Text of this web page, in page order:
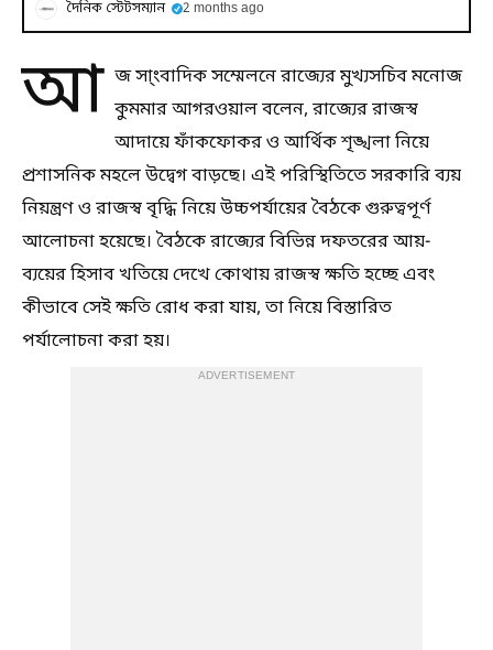
দৈনিক স্টেটসম্যান 2 months ago
আ জ সা্ংবাদিক সম্মেলনে রাজ্যের মুখ্যসচিব মনোজ
কুমমার আগরওয়াল বলেন, রাজ্যের রাজস্ব
আদায়ে ফাঁকফোকর ও আর্থিক শৃঙ্খলা নিয়ে
প্রশাসনিক মহলে উদ্বেগ বাড়ছে। এই পরিস্থিতিতে সরকারি ব্যয়
নিয়ন্ত্রণ ও রাজস্ব বৃদ্ধি নিয়ে উচ্চপর্যায়ের বৈঠকে গুরুত্বপূর্ণ
আলোচনা হয়েছে। বৈঠকে রাজ্যের বিভিন্ন দফতরের আয়-
ব্যয়ের হিসাব খতিয়ে দেখে কোথায় রাজস্ব ক্ষতি হচ্ছে এবং
কীভাবে সেই ক্ষতি রোধ করা যায়, তা নিয়ে বিস্তারিত
পর্যালোচনা করা হয়।
ADVERTISEMENT